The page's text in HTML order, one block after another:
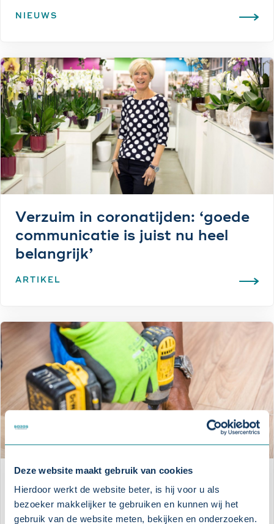
Deze website maakt gebruik van cookies
Hierdoor werkt de website beter, is hij voor u als
bezoeker makkelijker te gebruiken en kunnen wij het
gebruik van de website meten, bekijken en onderzoeken.
NIEUWS
Verzuim in coronatijden: ‘goede
communicatie is juist nu heel
belangrijk’
ARTIKEL
Voorkom arbeidsgerelateerd
verzuim met een RI&E